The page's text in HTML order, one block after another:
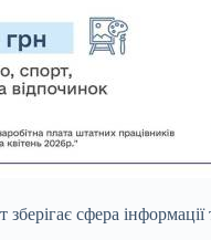
зберігає сфера